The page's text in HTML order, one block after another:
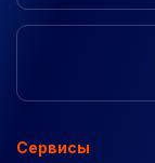
Сервисы